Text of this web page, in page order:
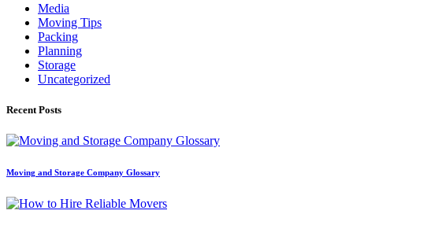
Media
Moving Tips
Packing
Planning
Storage
Uncategorized
Recent Posts
Moving and Storage Company Glossary